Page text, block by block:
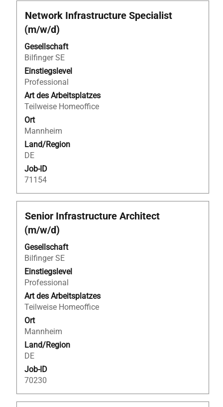
zu
Stellenbezeichnung
Network Infrastructure Specialist
(m/w/d)
Gesellschaft
Bilfinger SE
Einstiegslevel
Professional
Art des Arbeitsplatzes
Teilweise Homeoffice
Ort
Mannheim
Land/Region
DE
Job-ID
71154
Drücken
Sie
die
Leertaste,
um
die
Stelleninformationen
vollständig
anzuzeigen.
Stellenbezeichnung
Senior Infrastructure Architect
(m/w/d)
Gesellschaft
Bilfinger SE
Einstiegslevel
Professional
Art des Arbeitsplatzes
Teilweise Homeoffice
Ort
Mannheim
Land/Region
DE
Job-ID
70230
Drücken
Sie
die
Leertaste,
um
die
Stelleninformationen
vollständig
anzuzeigen.